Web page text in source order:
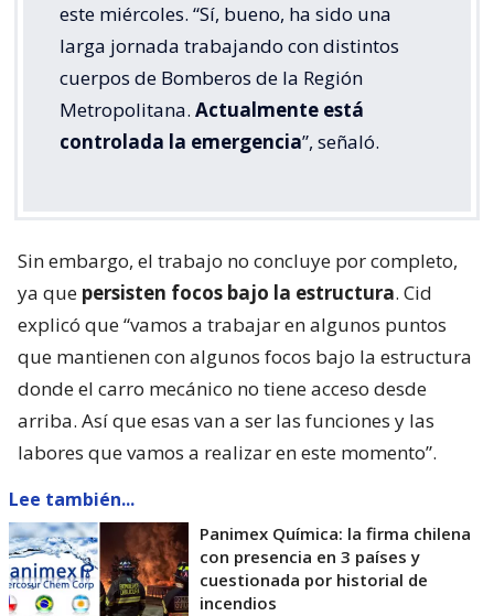
este miércoles. “Sí, bueno, ha sido una
larga jornada trabajando con distintos
cuerpos de Bomberos de la Región
Metropolitana. Actualmente está
controlada la emergencia”, señaló.
Sin embargo, el trabajo no concluye por completo,
ya que persisten focos bajo la estructura. Cid
explicó que “vamos a trabajar en algunos puntos
que mantienen con algunos focos bajo la estructura
donde el carro mecánico no tiene acceso desde
arriba. Así que esas van a ser las funciones y las
labores que vamos a realizar en este momento”.
Lee también...
Panimex Química: la firma chilena
con presencia en 3 países y
cuestionada por historial de
incendios